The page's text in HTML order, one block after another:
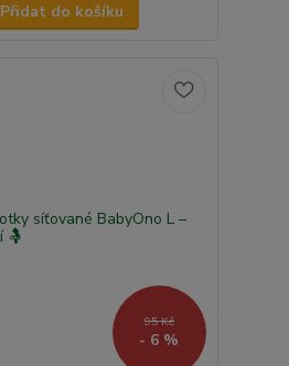
Přidat do košíku
95 Kč
- 6 %